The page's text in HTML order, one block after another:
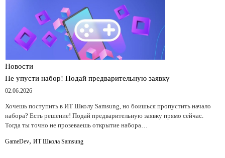
Новости
Не упусти набор! Подай предварительную заявку
02.06.2026
Хочешь поступить в ИТ Школу Samsung, но боишься пропустить начало
набора? Есть решение! Подай предварительную заявку прямо сейчас.
Тогда ты точно не прозеваешь открытие набора…
GameDev, ИТ Школа Samsung